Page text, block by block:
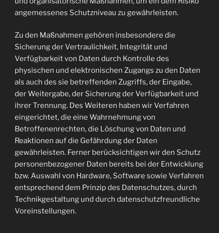
angemessenes Schutzniveau zu gewährleisten.
Zu den Maßnahmen gehören insbesondere die
Sicherung der Vertraulichkeit, Integrität und
Verfügbarkeit von Daten durch Kontrolle des
physischen und elektronischen Zugangs zu den Daten
als auch des sie betreffenden Zugriffs, der Eingabe,
der Weitergabe, der Sicherung der Verfügbarkeit und
ihrer Trennung. Des Weiteren haben wir Verfahren
eingerichtet, die eine Wahrnehmung von
Betroffenenrechten, die Löschung von Daten und
Reaktionen auf die Gefährdung der Daten
gewährleisten. Ferner berücksichtigen wir den Schutz
personenbezogener Daten bereits bei der Entwicklung
bzw. Auswahl von Hardware, Software sowie Verfahren
entsprechend dem Prinzip des Datenschutzes, durch
Technikgestaltung und durch datenschutzfreundliche
Voreinstellungen.